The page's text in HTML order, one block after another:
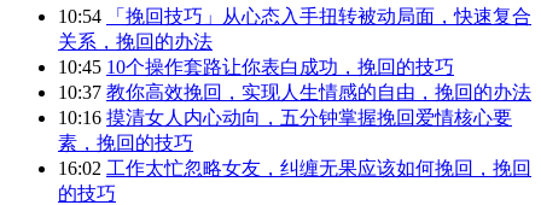
10:54
「挽回技巧」从心态入手扭转被动局面，快速复合
关系，挽回的办法
10:45 10个操作套路让你表白成功，挽回的技巧
10:37 教你高效挽回，实现人生情感的自由，挽回的办法
10:16 摸清女人内心动向，五分钟掌握挽回爱情核心要
素，挽回的技巧
16:02 工作太忙忽略女友，纠缠无果应该如何挽回，挽回
的技巧